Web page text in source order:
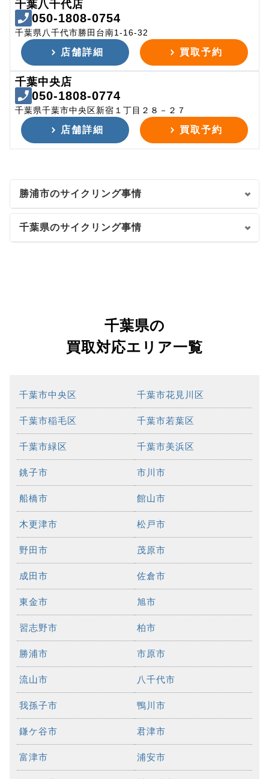
千葉八千代店
050-1808-0754
千葉県八千代市勝田台南1-16-32
店舗詳細 買取予約
千葉中央店
050-1808-0774
千葉県千葉市中央区新宿１丁目２８－２７
店舗詳細 買取予約
勝浦市のサイクリング事情
千葉県のサイクリング事情
千葉県の
買取対応エリア一覧
千葉市中央区 千葉市花見川区
千葉市稲毛区 千葉市若葉区
千葉市緑区 千葉市美浜区
銚子市 市川市
船橋市 館山市
木更津市 松戸市
野田市 茂原市
成田市 佐倉市
東金市 旭市
習志野市 柏市
勝浦市 市原市
流山市 八千代市
我孫子市 鴨川市
鎌ケ谷市 君津市
富津市 浦安市